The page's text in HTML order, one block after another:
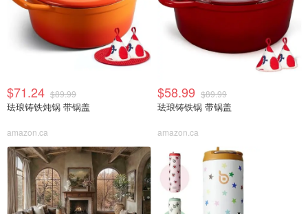
$71.24 $89.99
珐琅铸铁炖锅 带锅盖
amazon.ca
$58.99 $89.99
珐琅铸铁锅 带锅盖
amazon.ca